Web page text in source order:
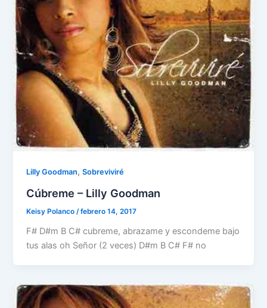
Lilly Goodman,Sobreviviré
Cúbreme – Lilly Goodman
Keisy Polanco /febrero 14, 2017
F# D#m B C# cubreme, abrazame y escondeme bajo
tus alas oh Señor (2 veces) D#m B C# F# no